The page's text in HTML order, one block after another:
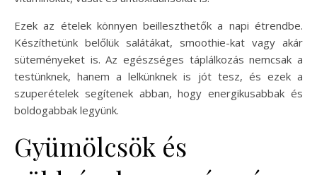
Ezek az ételek könnyen beilleszthetők a napi étrendbe.
Készíthetünk belőlük salátákat, smoothie-kat vagy akár
süteményeket is. Az egészséges táplálkozás nemcsak a
testünknek, hanem a lelkünknek is jót tesz, és ezek a
szuperételek segítenek abban, hogy energikusabbak és
boldogabbak legyünk.
Gyümölcsök és